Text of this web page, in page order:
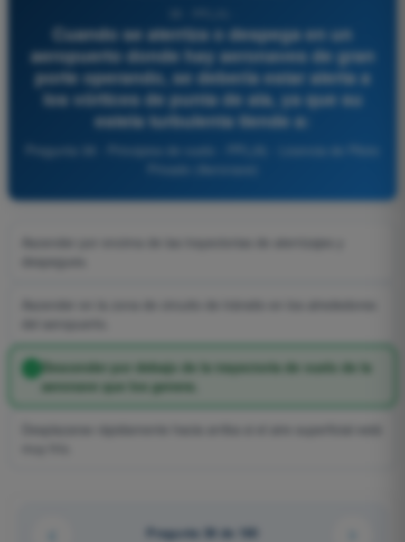
Cuando se aterriza o despega en un
aeropuerto donde hay aeronaves de gran
porte operando, se debería estar alerta a
los vórtices de punta de ala, ya que su
estela turbulenta tiende a:
Pregunta 38 - Principios de vuelo - PPL(A) - Licencia de Piloto
Descender por debajo de la trayectoria de vuelo de la
aeronave que los genera.
Pregunta 38 de 160